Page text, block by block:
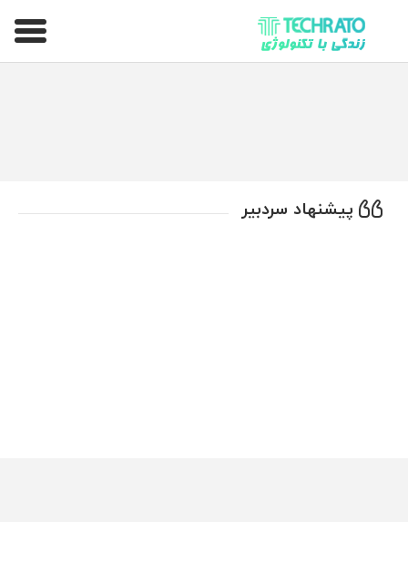
تکراتو – زندگی با تکنولوژی
پیشنهاد سردبیر